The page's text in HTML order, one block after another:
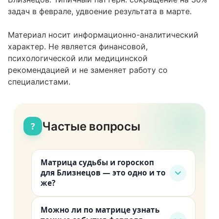
задач в феврале, удвоение результата в марте.
Материал носит информационно-аналитический
характер. Не является финансовой,
психологической или медицинской
рекомендацией и не заменяет работу со
специалистами.
? Частые вопросы
Матрица судьбы и гороскоп
для Близнецов — это одно и то
же?
положение планет и знак зодиака.
Можно ли по матрице узнать